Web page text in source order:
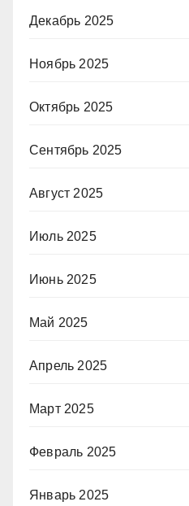
Декабрь 2025
Ноябрь 2025
Октябрь 2025
Сентябрь 2025
Август 2025
Июль 2025
Июнь 2025
Май 2025
Апрель 2025
Март 2025
Февраль 2025
Январь 2025